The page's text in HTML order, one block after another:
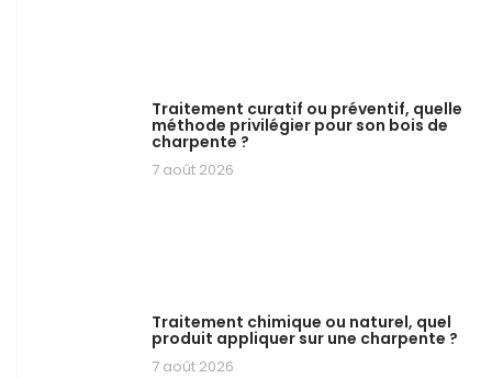
Traitement curatif ou préventif, quelle
méthode privilégier pour son bois de
charpente ?
7 août 2026
Traitement chimique ou naturel, quel
produit appliquer sur une charpente ?
7 août 2026